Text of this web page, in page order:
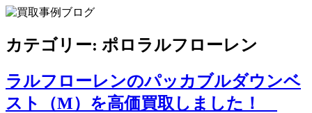
Skip
content
ポイントや高額買取のコツをお知らせします。
カテゴリー: ポロラルフローレン
ラルフローレンのパッカブルダウンベ
スト（M）を高価買取しました！